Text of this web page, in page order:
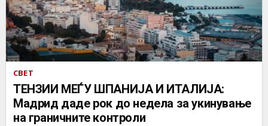
СВЕТ
ТЕНЗИИ МЕЃУ ШПАНИЈА И ИТАЛИЈА:
Мадрид даде рок до недела за укинување
на граничните контроли